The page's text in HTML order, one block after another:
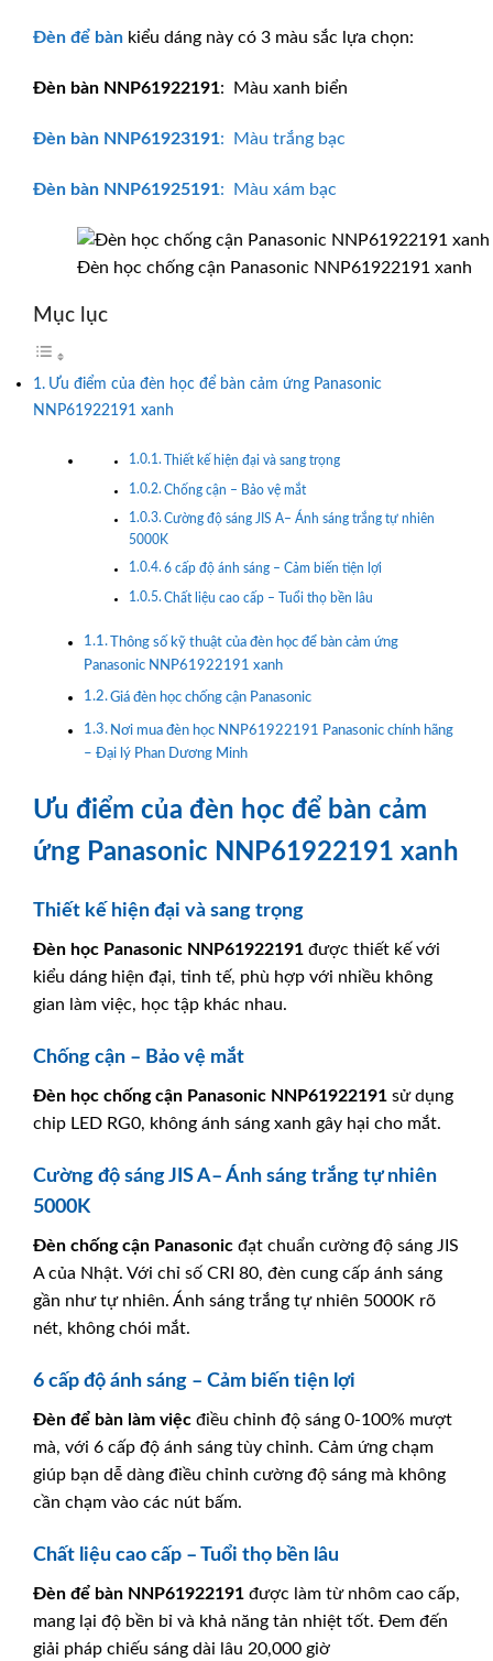
Đèn để bàn kiểu dáng này có 3 màu sắc lựa chọn:
Đèn bàn NNP61922191: Màu xanh biển
Đèn bàn NNP61923191: Màu trắng bạc
Đèn bàn NNP61925191: Màu xám bạc
Đèn học chống cận Panasonic NNP61922191 xanh
Mục lục
Ưu điểm của đèn học để bàn cảm ứng Panasonic
NNP61922191 xanh
Thiết kế hiện đại và sang trọng
Chống cận – Bảo vệ mắt
Cường độ sáng JIS A– Ánh sáng trắng tự nhiên
5000K
6 cấp độ ánh sáng – Cảm biến tiện lợi
Chất liệu cao cấp – Tuổi thọ bền lâu
Thông số kỹ thuật của đèn học để bàn cảm ứng
Panasonic NNP61922191 xanh
Giá đèn học chống cận Panasonic
Nơi mua đèn học NNP61922191 Panasonic chính hãng
– Đại lý Phan Dương Minh
Ưu điểm của đèn học để bàn cảm
ứng Panasonic NNP61922191 xanh
Thiết kế hiện đại và sang trọng
Đèn học Panasonic NNP61922191 được thiết kế với
kiểu dáng hiện đại, tinh tế, phù hợp với nhiều không
gian làm việc, học tập khác nhau.
Chống cận – Bảo vệ mắt
Đèn học chống cận Panasonic NNP61922191 sử dụng
chip LED RG0, không ánh sáng xanh gây hại cho mắt.
Cường độ sáng JIS A– Ánh sáng trắng tự nhiên
5000K
Đèn chống cận Panasonic đạt chuẩn cường độ sáng JIS
A của Nhật. Với chỉ số CRI 80, đèn cung cấp ánh sáng
gần như tự nhiên. Ánh sáng trắng tự nhiên 5000K rõ
nét, không chói mắt.
6 cấp độ ánh sáng – Cảm biến tiện lợi
Đèn để bàn làm việc điều chỉnh độ sáng 0-100% mượt
mà, với 6 cấp độ ánh sáng tùy chỉnh. Cảm ứng chạm
giúp bạn dễ dàng điều chỉnh cường độ sáng mà không
cần chạm vào các nút bấm.
Chất liệu cao cấp – Tuổi thọ bền lâu
Đèn để bàn NNP61922191 được làm từ nhôm cao cấp,
mang lại độ bền bỉ và khả năng tản nhiệt tốt. Đem đến
giải pháp chiếu sáng dài lâu 20,000 giờ